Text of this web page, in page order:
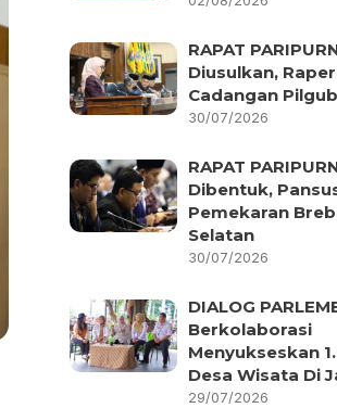
RAPAT
Diusulkan,
Cadangan
30/07/2026
RAPAT
Dibentuk,
Pemekaran
Selatan
30/07/2026
DIALOG
Berkolaborasi
Menyukseskan
Desa Wisata Di
29/07/2026